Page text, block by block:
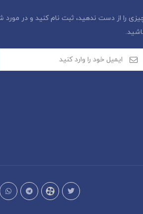
را از دست ندهید، ثبت نام کنید و در مورد